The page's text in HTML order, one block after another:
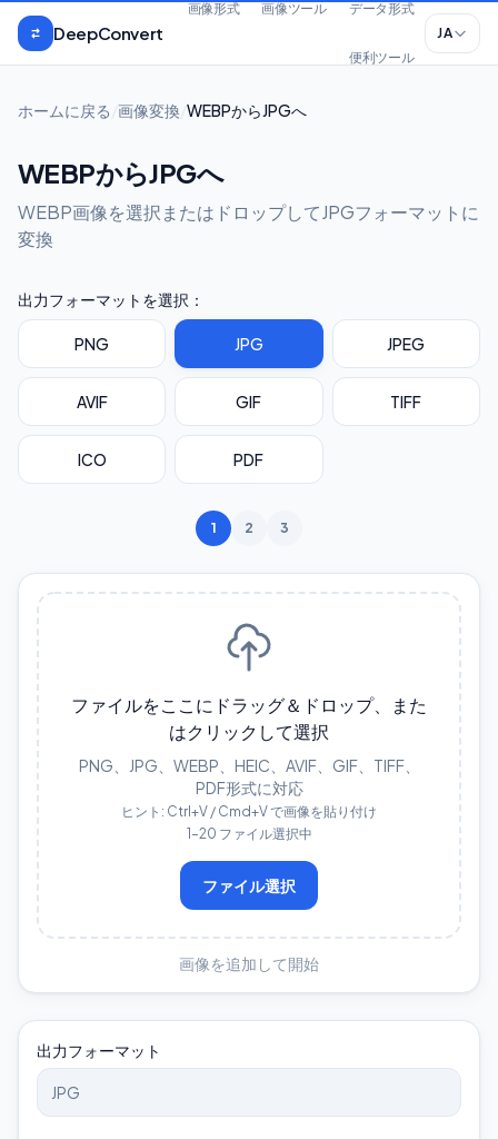
本文へスキップ
DeepConvert
画像形式 画像ツール データ形式
便利ツール
JA
ホームに戻る 画像変換 WEBPからJPGへ
WEBPからJPGへ
WEBP画像を選択またはドロップしてJPGフォーマットに
変換
出力フォーマットを選択：
PNG JPG JPEG
AVIF GIF TIFF
ICO PDF
1 2 3
ファイルをここにドラッグ＆ドロップ、また
はクリックして選択
PNG、JPG、WEBP、HEIC、AVIF、GIF、TIFF、
PDF形式に対応
ヒント: Ctrl+V / Cmd+V で画像を貼り付け
1–20 ファイル選択中
ファイル選択
画像を追加して開始
出力フォーマット